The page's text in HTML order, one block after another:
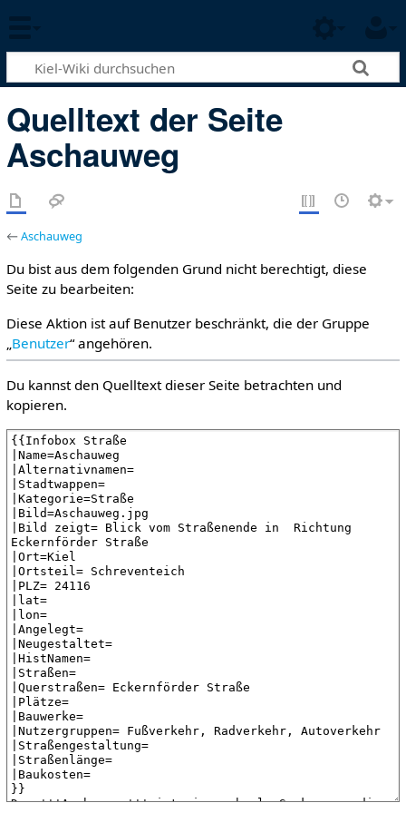
Quelltext der Seite
Aschauweg
←Aschauweg
Du bist aus dem folgenden Grund nicht berechtigt, diese
Seite zu bearbeiten:
Diese Aktion ist auf Benutzer beschränkt, die der Gruppe
Benutzer“ angehören.
Du kannst den Quelltext dieser Seite betrachten und
kopieren.